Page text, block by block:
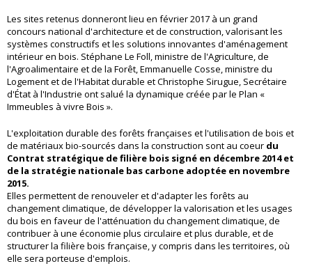
Les sites retenus donneront lieu en février 2017 à un grand
concours national d'architecture et de construction, valorisant les
systèmes constructifs et les solutions innovantes d'aménagement
intérieur en bois. Stéphane Le Foll, ministre de l'Agriculture, de
l'Agroalimentaire et de la Forêt, Emmanuelle Cosse, ministre du
Logement et de l'Habitat durable et Christophe Sirugue, Secrétaire
d'État à l'Industrie ont salué la dynamique créée par le Plan «
Immeubles à vivre Bois ».
L'exploitation durable des forêts françaises et l'utilisation de bois et
de matériaux bio-sourcés dans la construction sont au coeur du
Contrat stratégique de filière bois signé en décembre 2014 et
de la stratégie nationale bas carbone adoptée en novembre
2015.
Elles permettent de renouveler et d'adapter les forêts au
changement climatique, de développer la valorisation et les usages
du bois en faveur de l'atténuation du changement climatique, de
contribuer à une économie plus circulaire et plus durable, et de
structurer la filière bois française, y compris dans les territoires, où
elle sera porteuse d'emplois.